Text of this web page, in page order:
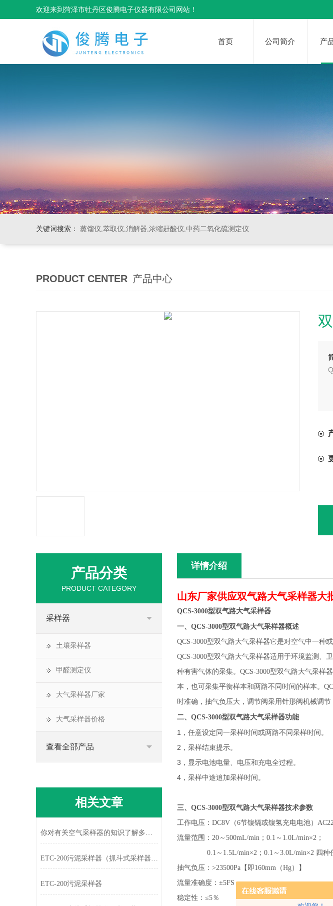
欢迎来到菏泽市牡丹区俊腾电子仪器有限公司网站！
首页 公司简介 产
关键词搜索： 蒸馏仪,萃取仪,消解器,浓缩赶酸仪,中药二氧化硫测定仪
PRODUCT CENTER 产品中心
详情介绍
山东厂家供应双气路大气采样器大
QCS-3000型双气路大气采样器
一、 QCS-3000型双气路大气采样器概述
QCS-3000型双气路大气采样器它是对空气中一种
QCS-3000型双气路大气采样器适用于环境监测、
种有害气体的采集。QCS-3000型双气路大气采样
本，也可采集平衡样本和两路不同时间的样本。
时准确，抽气负压大，调节阀采用针形阀机械调节
二、 QCS-3000型双气路大气采样器功能
1，任意设定同一采样时间或两路不同采样时间。
2，采样结束提示。
3，显示电池电量、电压和充电全过程。
4，采样中途追加采样时间。
三、 QCS-3000型双气路大气采样器技术参数
工作电压：DC8V（6节镍镉或镍氢充电电池）
流量范围：20～500mL/min；0.1～1.0L/min×2；
0.1～1.5L/min×2；0.1～3.0L/min×2 四种任
抽气负压：>23500Pa【即160mm（Hg）】
流量准确度：±5FS
稳定性：≤5％
产品分类
PRODUCT CATEGORY
采样器
土壤采样器
甲醛测定仪
大气采样器厂家
大气采样器价格
查看全部产品
相关文章
你对有关空气采样器的知识了解多少呢
ETC-200污泥采样器（抓斗式采样器）技术参数和生产厂家
ETC-200污泥采样器